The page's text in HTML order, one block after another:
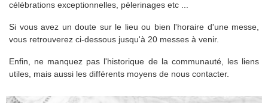
célébrations exceptionnelles, pèlerinages etc ...
Si vous avez un doute sur le lieu ou bien l'horaire d'une messe,
vous retrouverez ci-dessous jusqu'à 20 messes à venir.
Enfin, ne manquez pas l'historique de la communauté, les liens
utiles, mais aussi les différents moyens de nous contacter.